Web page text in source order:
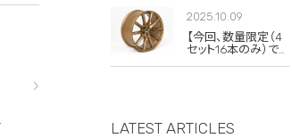
Classic 8×19 チタニ
ウム 4本セット
2025.10.09
【今回、数量限定（4
セット16本のみ）で
LATEST ARTICLES